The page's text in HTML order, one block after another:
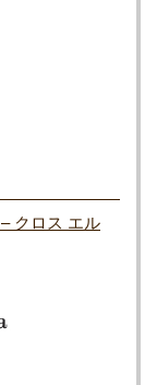
クロス エル